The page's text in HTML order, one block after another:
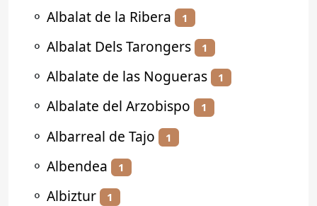
⚬ Albalat de la Ribera 1
⚬ Albalat Dels Tarongers 1
⚬ Albalate de las Nogueras 1
⚬ Albalate del Arzobispo 1
⚬ Albarreal de Tajo 1
⚬ Albendea 1
⚬ Albiztur 1